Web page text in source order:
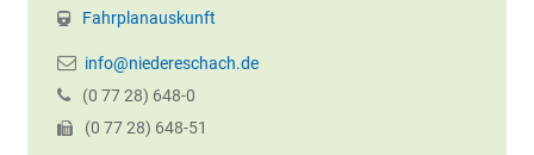
Fahrplanauskunft
info@niedereschach.de
(0 7728) 648-0
(0 7728) 648-51